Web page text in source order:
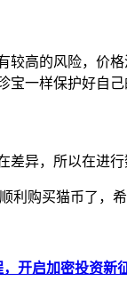
较高的风险，价
一样保护好自
异，所以在进
利购买猫币了，
开启加密投资新